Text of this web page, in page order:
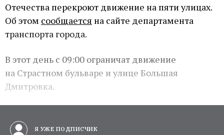
Отечества перекроют движение на пяти улицах.
Об этом сообщается на сайте департамента
транспорта города.
В этот день с 09:00 ограничат движение
на Страстном бульваре и улице Большая
Дмитровка.
Я УЖЕ ПОДПИСЧИК